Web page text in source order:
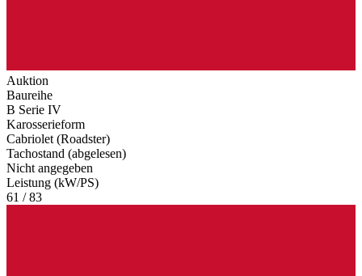
Auktion
Baureihe
B Serie IV
Karosserieform
Cabriolet (Roadster)
Tachostand (abgelesen)
Nicht angegeben
Leistung (kW/PS)
61 / 83